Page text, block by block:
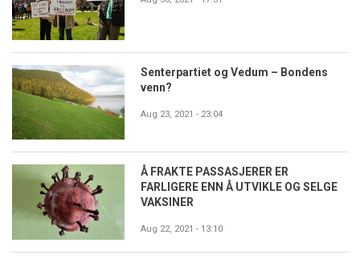
Senterpartiet og Vedum – Bondens
venn?
Aug 23, 2021 - 23:04
Å FRAKTE PASSASJERER ER
FARLIGERE ENN Å UTVIKLE OG SELGE
VAKSINER
Aug 22, 2021 - 13:10